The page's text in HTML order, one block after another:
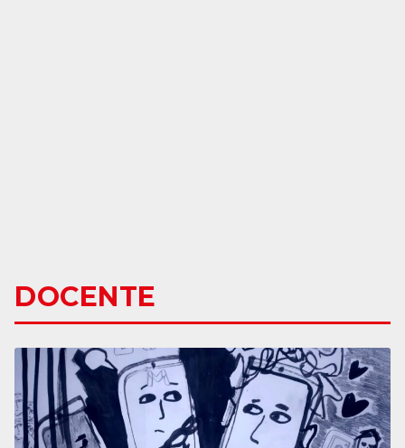
DOCENTE